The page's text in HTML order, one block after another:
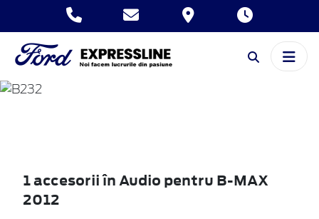
B-MAX
1 accesorii în Audio pentru B-MAX
2012